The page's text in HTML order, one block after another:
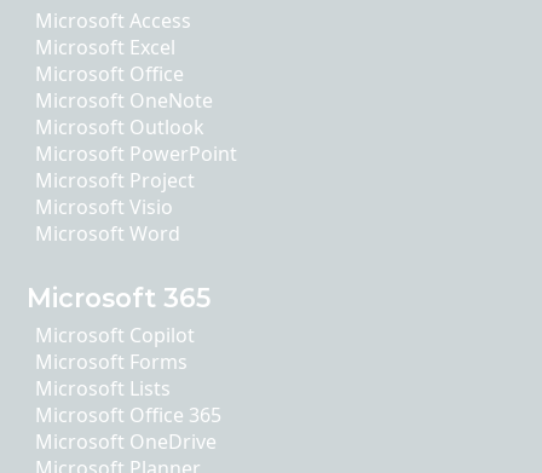
Microsoft Access
Microsoft Excel
Microsoft Office
Microsoft OneNote
Microsoft Outlook
Microsoft PowerPoint
Microsoft Project
Microsoft Visio
Microsoft Word
Microsoft 365
Microsoft Copilot
Microsoft Forms
Microsoft Lists
Microsoft Office 365
Microsoft OneDrive